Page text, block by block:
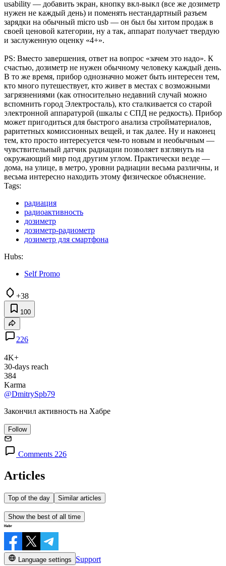
usability — добавить экран, кнопку вкл-выкл (все же дозиметр
нужен не каждый день) и поменять нестандартный разъем
зарядки на обычный micro usb — он был бы хитом продаж в
своей ценовой категории, ну а так, аппарат получает твердую
и заслуженную оценку «4+».
PS: Вместо завершения, ответ на вопрос «зачем это надо». К
счастью, дозиметр не нужен обычному человеку каждый день.
В то же время, прибор однозначно может быть интересен тем,
кто много путешествует, кто живет в местах с возможными
загрязнениями (как относительно недавний случай можно
вспомнить город Электросталь), кто сталкивается со старой
электронной аппаратурой (шкалы с СПД не редкость). Прибор
может пригодиться для быстрого анализа стройматериалов,
раритетных комиссионных вещей, и так далее. Ну и наконец
тем, кто просто интересуется чем-то новым и необычным —
чувствительный датчик радиации позволяет взглянуть на
окружающий мир под другим углом. Практически везде —
дома, на улице, в метро, уровни радиации весьма различны, и
весьма интересно находить этому физическое объяснение.
Tags:
радиация
радиоактивность
дозиметр
дозиметр-радиометр
дозиметр для смартфона
Hubs:
Self Promo
+38
100
226
4K+
30-days reach
384
Karma
@DmitrySpb79
Закончил активность на Хабре
Follow
Comments 226
Articles
Top of the day Similar articles
Show the best of all time
Language settings
Support